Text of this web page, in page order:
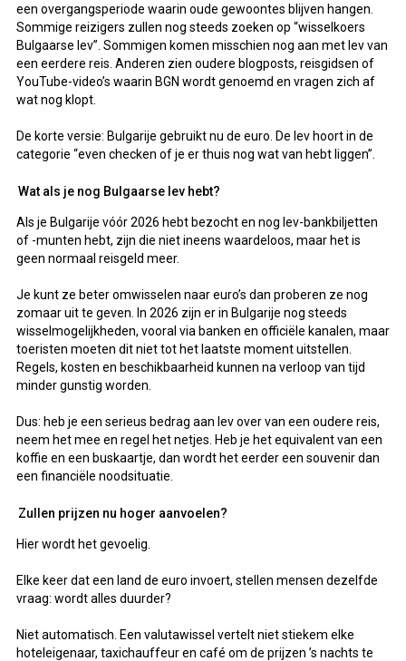
een overgangsperiode waarin oude gewoontes blijven hangen.
Sommige reizigers zullen nog steeds zoeken op “wisselkoers
Bulgaarse lev”. Sommigen komen misschien nog aan met lev van
een eerdere reis. Anderen zien oudere blogposts, reisgidsen of
YouTube-video’s waarin BGN wordt genoemd en vragen zich af
wat nog klopt.
De korte versie: Bulgarije gebruikt nu de euro. De lev hoort in de
categorie “even checken of je er thuis nog wat van hebt liggen”.
Wat als je nog Bulgaarse lev hebt?
Als je Bulgarije vóór 2026 hebt bezocht en nog lev-bankbiljetten
of -munten hebt, zijn die niet ineens waardeloos, maar het is
geen normaal reisgeld meer.
Je kunt ze beter omwisselen naar euro’s dan proberen ze nog
zomaar uit te geven. In 2026 zijn er in Bulgarije nog steeds
wisselmogelijkheden, vooral via banken en officiële kanalen, maar
toeristen moeten dit niet tot het laatste moment uitstellen.
Regels, kosten en beschikbaarheid kunnen na verloop van tijd
minder gunstig worden.
Dus: heb je een serieus bedrag aan lev over van een oudere reis,
neem het mee en regel het netjes. Heb je het equivalent van een
koffie en een buskaartje, dan wordt het eerder een souvenir dan
een financiële noodsituatie.
Zullen prijzen nu hoger aanvoelen?
Hier wordt het gevoelig.
Elke keer dat een land de euro invoert, stellen mensen dezelfde
vraag: wordt alles duurder?
Niet automatisch. Een valutawissel vertelt niet stiekem elke
hoteleigenaar, taxichauffeur en café om de prijzen ’s nachts te